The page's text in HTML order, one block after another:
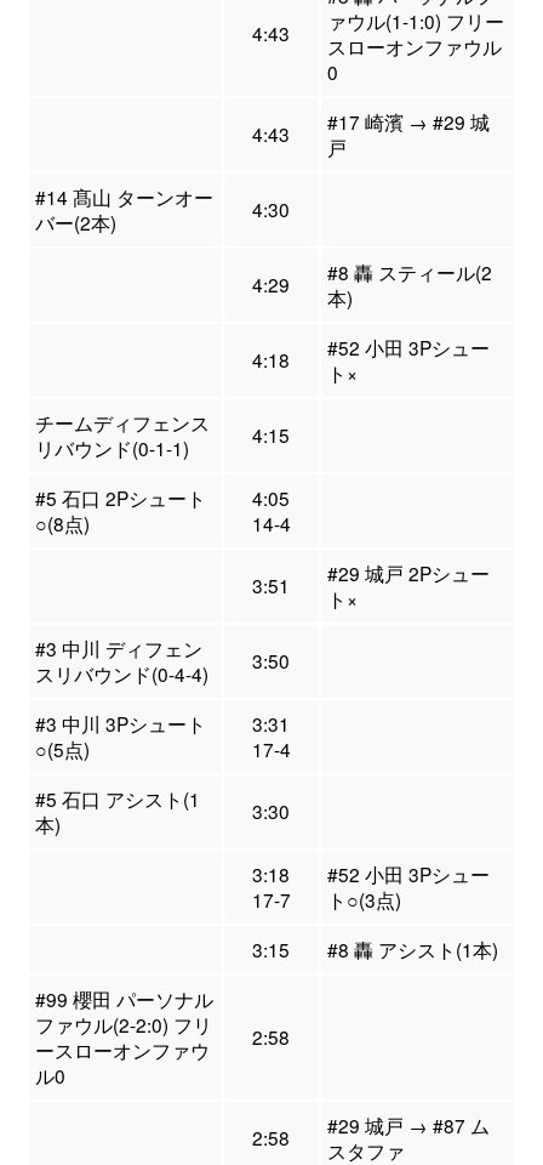
4:43
ァウル(1-1:0) フリー
スローオンファウル
0
4:43
#17 崎濱 → #29 城
戸
#14 髙山 ターンオー
バー(2本)
4:30
4:29
#8 轟 スティール(2
本)
4:18
#52 小田 3Pシュー
ト×
チームディフェンス
リバウンド(0-1-1)
4:15
#5 石口 2Pシュート
○(8点)
4:05
14-4
3:51
#29 城戸 2Pシュー
ト×
#3 中川 ディフェン
スリバウンド(0-4-4)
3:50
#3 中川 3Pシュート
○(5点)
3:31
17-4
#5 石口 アシスト(1
本)
3:30
3:18
17-7
#52 小田 3Pシュー
ト○(3点)
3:15
#8 轟 アシスト(1本)
#99 櫻田 パーソナル
ファウル(2-2:0) フリ
ースローオンファウ
ル0
2:58
2:58
#29 城戸 → #87 ム
スタファ